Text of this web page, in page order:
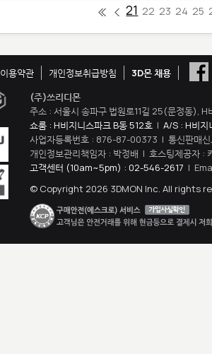
21 22 23 24 25
이용약관 개인정보취급방침
3D몬 채용
(주)쓰리디몬
주소 : 서울시 송파구 법원로11길 25(문정동),
쇼룸 : H비지니스파크 B동 512호 | A/S : H비지
사업자등록번호 : 876-87-00373 | 통신판매
개인정보관리책임자 : 박정배 | 호스팅제공자 :
고객센터 (10am~5pm) : 02-546-2617 |
© Copyright 2026 3DMON Inc. All rights